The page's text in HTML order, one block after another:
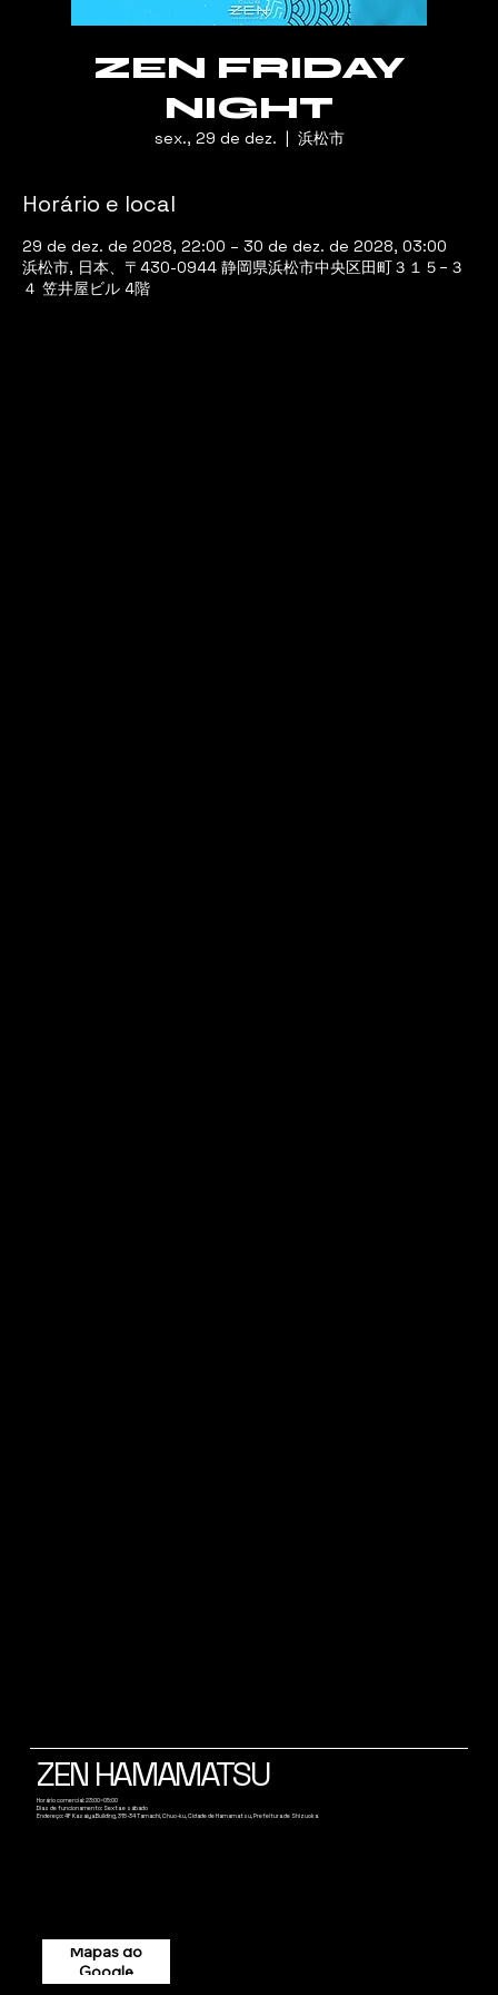
ZEN FRIDAY
NIGHT
sex., 29 de dez.
  |
浜松市
Horário e local
29 de dez. de 2028, 22:00 – 30 de dez. de 2028, 03:00
浜松市, 日本、〒430-0944 静岡県浜松市中央区田町３１５−３
４ 笠井屋ビル 4階
Mapas do
Google
ZEN HAMAMATSU
Horário comercial: 23:00~05:00
Dias de funcionamento: Sexta e sábado
Endereço: 4F Kasaiya Building, 315-34 Tamachi, Chuo-ku, Cidade de Hamamatsu, Prefeitura de Shizuoka